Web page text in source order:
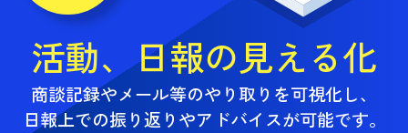
活動、日報の見える化
商談記録やメール等のやり取りを可視化し、
日報上での振り返りやアドバイスが可能です。